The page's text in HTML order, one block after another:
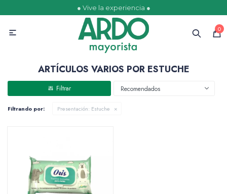
● Vive la experiencia ●
0

ARTÍCULOS VARIOS POR ESTUCHE
Recomendados
Filtrando por: Presentación: Estuche
Ofertas Escolares
Golosinas
Papelería